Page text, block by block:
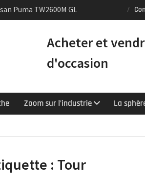
Puma TW2600M GL
[VENDUE]
équipés du contrôle
technologie
la productivité
Acheter et
d'occasion
Zoom sur l’industrie La
: Tour